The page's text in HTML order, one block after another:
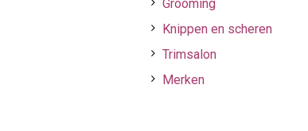
Grooming
Knippen en scheren
Trimsalon
Merken